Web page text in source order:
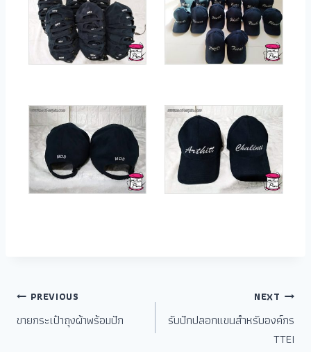
PREVIOUS
ขายกระเป๋าถุงผ้าพร้อมปัก
NEXT
รับปักปลอกแขนสำหรับองค์กร
TTEI